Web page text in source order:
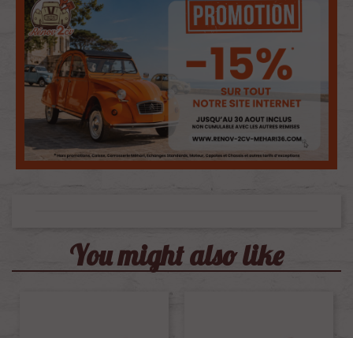
You might also like